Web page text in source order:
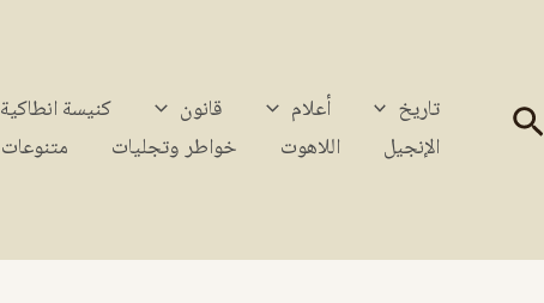
البحث تاريخ أعلام قانون كنيسة انطاكية
الإنجيل
اللاهوت خواطر وتجليات متنوعات